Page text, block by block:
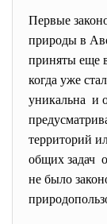
Первые
природы в
приняты еще
когда уже
уникальна и
территорий
общих задач
не было